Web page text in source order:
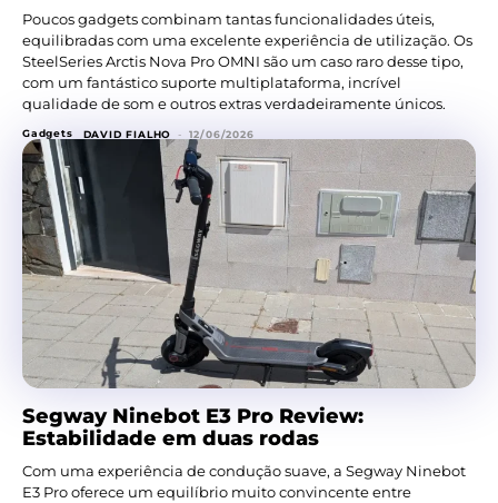
Poucos gadgets combinam tantas funcionalidades úteis,
equilibradas com uma excelente experiência de utilização. Os
SteelSeries Arctis Nova Pro OMNI são um caso raro desse tipo,
com um fantástico suporte multiplataforma, incrível
qualidade de som e outros extras verdadeiramente únicos.
Gadgets DAVID FIALHO - 12/06/2026
Segway Ninebot E3 Pro Review:
Estabilidade em duas rodas
Com uma experiência de condução suave, a Segway Ninebot
E3 Pro oferece um equilíbrio muito convincente entre